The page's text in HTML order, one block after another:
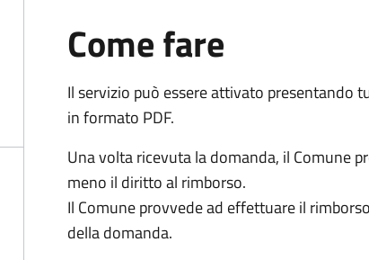
Come fare
Il servizio può essere attivato presentando
in formato PDF.
Una volta ricevuta la domanda, il Comune
meno il diritto al rimborso.
Il Comune provvede ad effettuare il
della domanda.